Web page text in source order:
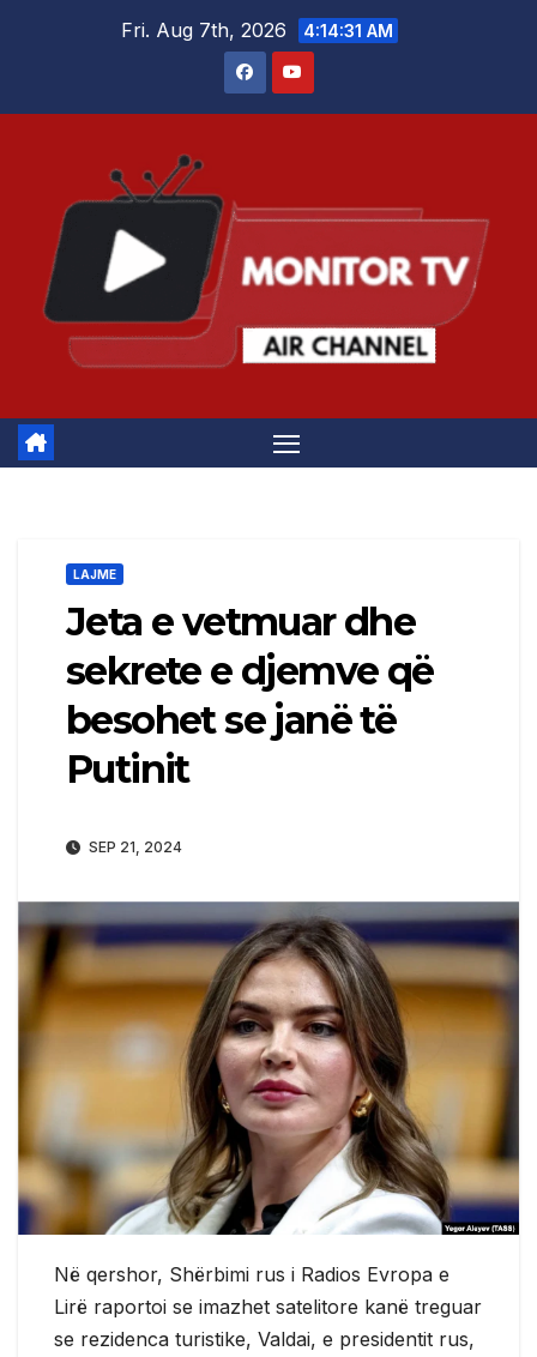
Fri. Aug 7th, 2026 4:14:32 AM
LAJME
Jeta e vetmuar dhe
sekrete e djemve që
besohet se janë të
Putinit
SEP 21, 2024
Në qershor, Shërbimi rus i Radios Evropa e
Lirë raportoi se imazhet satelitore kanë treguar
se rezidenca turistike, Valdai, e presidentit rus,